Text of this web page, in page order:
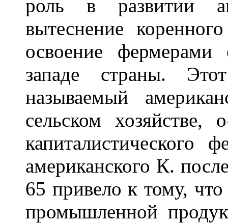
роль в развитии
вытеснение
освоение фермерами
западе страны.
называемый
сельском хозяйстве,
капиталистического
американского К.
65 привело к тому,
промышленной